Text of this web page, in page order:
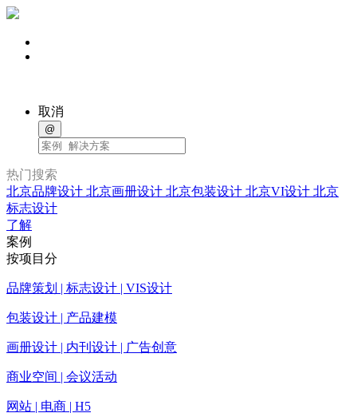
取消
@
热门搜索
北京品牌设计 北京画册设计 北京包装设计 北京VI设计 北京
标志设计
了解
案例
按项目分
品牌策划 | 标志设计 | VIS设计
包装设计 | 产品建模
画册设计 | 内刊设计 | 广告创意
商业空间 | 会议活动
网站 | 电商 | H5